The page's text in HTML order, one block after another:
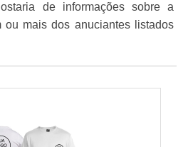
de informações sobre a
ou mais dos anuciantes listados